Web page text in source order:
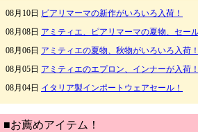
■お薦めアイテム！